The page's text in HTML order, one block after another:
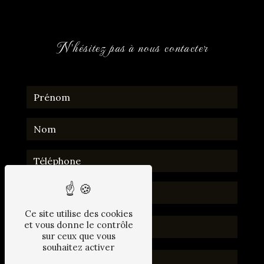
N'hésitez pas à nous contacter
Ce site utilise des cookies
et vous donne le contrôle
sur ceux que vous
souhaitez activer